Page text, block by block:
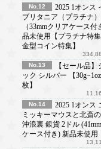
No.12
2025 1オンス
ブリタニア（プラチナ）
（33mmクリアケース付
品未使用【プラチナ特
金型コイン特集】
No.13
【セール品】
ック シルバー 【
枚】
No.14
2025 1オンス
ミッキーマウスと北斎の
沖浪裏 銀貨 2ドル
ケース付き) 新品未使用